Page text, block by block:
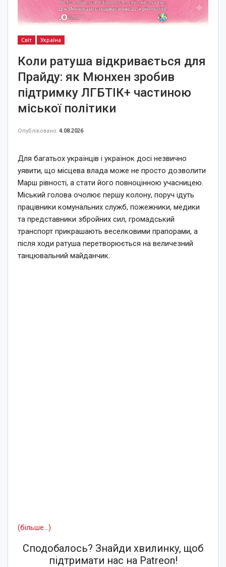
Світ Україна
Коли ратуша відкривається для
Прайду: як Мюнхен зробив
підтримку ЛГБТІК+ частиною
міської політики
Опубліковано 4.08.2026
Для багатьох українців і українок досі незвично
уявити, що місцева влада може не просто дозволити
Марш рівності, а стати його повноцінною учасницею.
Міський голова очолює першу колону, поруч ідуть
працівники комунальних служб, пожежники, медики
та представники збройних сил, громадський
транспорт прикрашають веселковими прапорами, а
після ходи ратуша перетворюється на величезний
танцювальний майданчик.
(більше…)
Сподобалось? Знайди хвилинку, щоб
підтримати нас на Patreon!